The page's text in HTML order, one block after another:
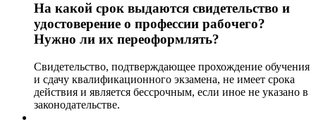
На какой срок выдаются свидетельство и
удостоверение о профессии рабочего?
Нужно ли их переоформлять?
Свидетельство, подтверждающее прохождение обучения
и сдачу квалификационного экзамена, не имеет срока
действия и является бессрочным, если иное не указано в
законодательстве.